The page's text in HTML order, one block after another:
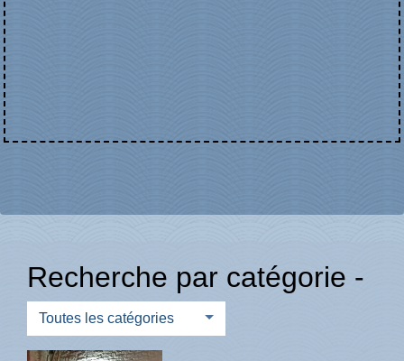
Recherche par catégorie -
Toutes les catégories